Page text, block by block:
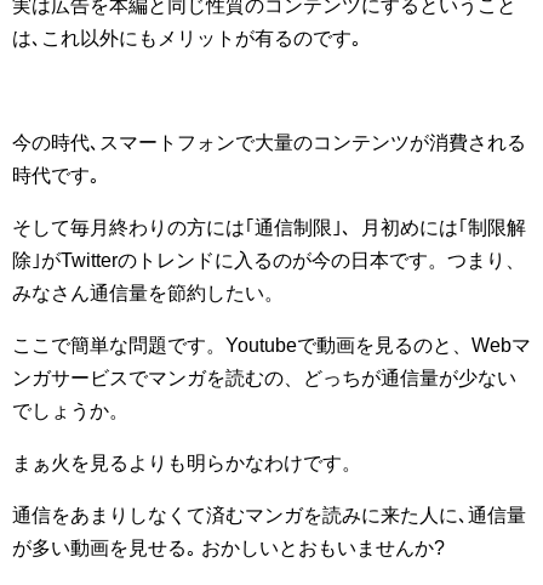
実は広告を本編と同じ性質のコンテンツにするということ
は､これ以外にもメリットが有るのです｡
今の時代､スマートフォンで大量のコンテンツが消費される
時代です｡
そして毎月終わりの方には｢通信制限｣、月初めには｢制限解
除｣がTwitterのトレンドに入るのが今の日本です。つまり、
みなさん通信量を節約したい。
ここで簡単な問題です。Youtubeで動画を見るのと、Webマ
ンガサービスでマンガを読むの、どっちが通信量が少ない
でしょうか。
まぁ火を見るよりも明らかなわけです。
通信をあまりしなくて済むマンガを読みに来た人に､通信量
が多い動画を見せる｡ おかしいとおもいませんか?